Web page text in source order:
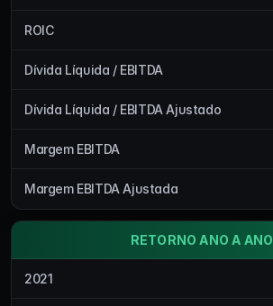
ROIC
Dívida Líquida / EBITDA
Dívida Líquida / EBITDA Ajustado
Margem EBITDA
Margem EBITDA Ajustada
RETORNO ANO A ANO
2021